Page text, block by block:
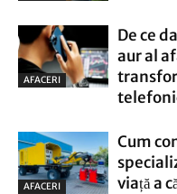
AFACERI
De ce
aur al
AFACERI
Cum
viață a